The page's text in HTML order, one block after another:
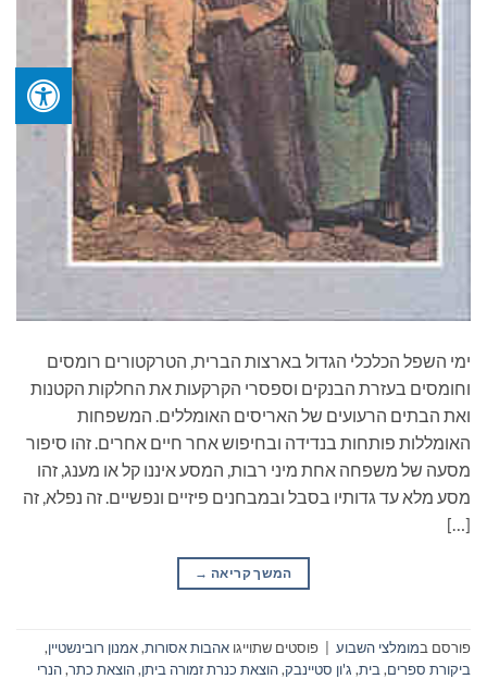
ימי השפל הכלכלי הגדול בארצות הברית, הטרקטורים רומסים
וחומסים בעזרת הבנקים וספסרי הקרקעות את החלקות הקטנות
ואת הבתים הרעועים של האריסים האומללים. המשפחות
האומללות פותחות בנדידה ובחיפוש אחר חיים אחרים. זהו סיפור
מסעה של משפחה אחת מיני רבות, המסע איננו קל או מענג, זהו
מסע מלא עד גדותיו בסבל ובמבחנים פיזיים ונפשיים. זה נפלא, זה
[…]
המשך קריאה →
פורסם במומלצי השבוע פוסטים שתוייגו אהבות אסורות,אמנון רובינשטיין,
ביקורת ספרים, בית, ג'ון סטיינבק,הוצאת כנרת זמורה ביתן,הוצאת כתר,הנרי